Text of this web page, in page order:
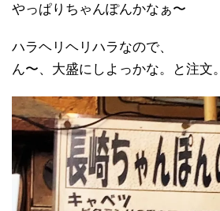
やっぱりちゃんぽんかなぁ〜
ハラヘリヘリハラなので、
ん〜、大盛にしよっかな。と注文。